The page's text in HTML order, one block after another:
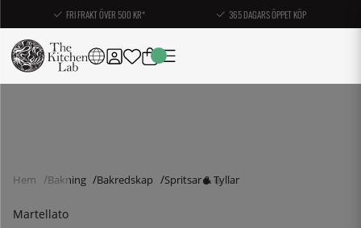
FRI FRAKT ÖVER 500 KR* 365 DAGARS ÖPPET KÖP
Hem Bakning Bakredskap Spritsar & Tyllar
Martellato